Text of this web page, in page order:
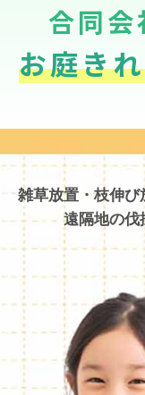
合同
お庭き
雑草放置・枝伸
遠隔地の伐